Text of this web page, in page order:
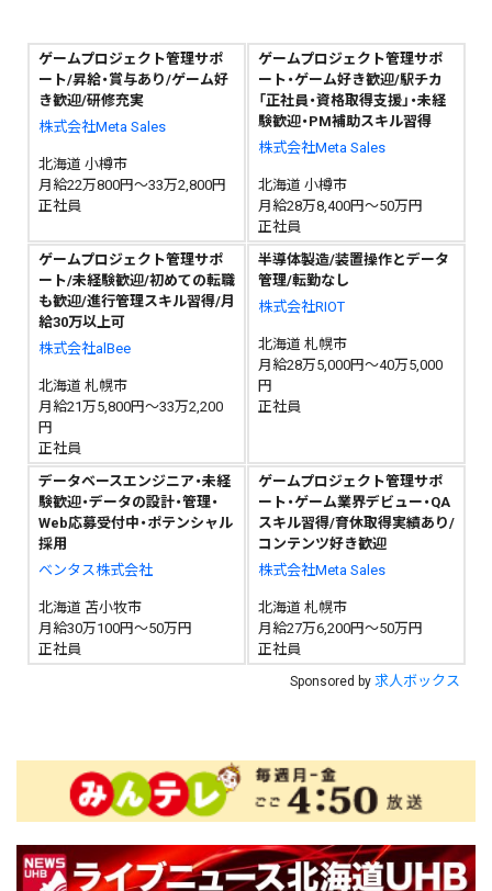
ゲームプロジェクト管理サポ
ート/昇給・賞与あり/ゲーム好
き歓迎/研修充実
株式会社Meta Sales
北海道 小樽市
月給22万800円～33万2,800円
正社員
ゲームプロジェクト管理サポ
ート・ゲーム好き歓迎/駅チカ
「正社員・資格取得支援」・未経
験歓迎・PM補助スキル習得
株式会社Meta Sales
北海道 小樽市
月給28万8,400円～50万円
正社員
ゲームプロジェクト管理サポ
ート/未経験歓迎/初めての転職
も歓迎/進行管理スキル習得/月
給30万以上可
株式会社alBee
北海道 札幌市
月給21万5,800円～33万2,200
円
正社員
半導体製造/装置操作とデータ
管理/転勤なし
株式会社RIOT
北海道 札幌市
月給28万5,000円～40万5,000
円
正社員
データベースエンジニア・未経
験歓迎・データの設計・管理・
Web応募受付中・ポテンシャル
採用
ベンタス株式会社
北海道 苫小牧市
月給30万100円～50万円
正社員
ゲームプロジェクト管理サポ
ート・ゲーム業界デビュー・QA
スキル習得/育休取得実績あり/
コンテンツ好き歓迎
株式会社Meta Sales
北海道 札幌市
月給27万6,200円～50万円
正社員
Sponsored by 求人ボックス